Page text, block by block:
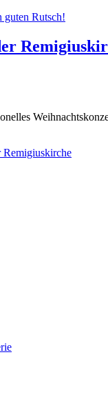
guten Rutsch!
Remigiuskirche